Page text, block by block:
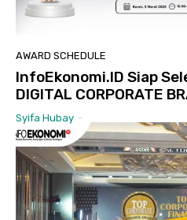
AWARD SCHEDULE
InfoEkonomi.ID Siap
DIGITAL CORPORATE
Syifa Hubay -